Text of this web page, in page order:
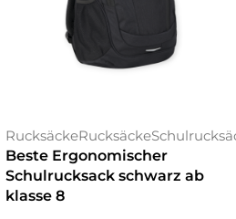
RucksäckeRucksäcke
Beste Ergonomischer
Schulrucksack schwarz ab
klasse 8